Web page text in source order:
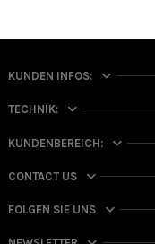
KUNDEN INFOS:
TECHNIK:
KUNDENBEREICH:
CONTACT US
FOLGEN SIE UNS